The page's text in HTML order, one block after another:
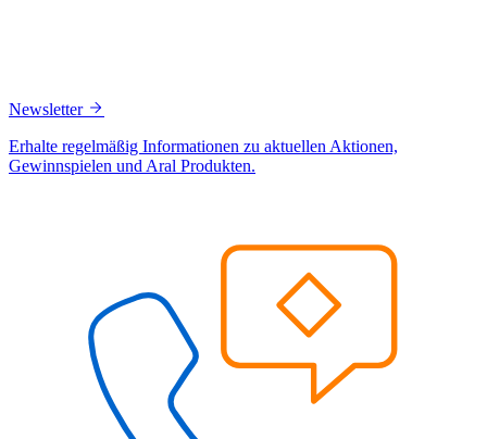
Newsletter
Erhalte regelmäßig Informationen zu aktuellen Aktionen,
Gewinnspielen und Aral Produkten.